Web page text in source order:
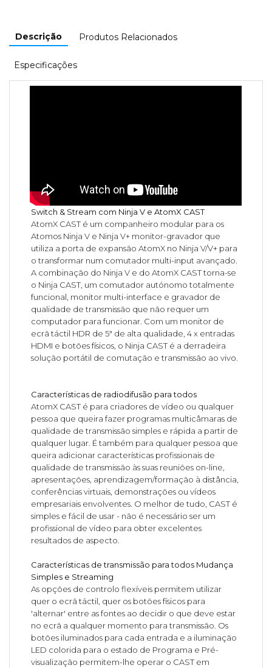
Descrição Produtos Relacionados
Especificações
Switch & Stream com Ninja V e AtomX CAST
AtomX CAST é um companheiro modular para os
Atomos Ninja V e Ninja V+ monitor-gravador que
utiliza a porta de expansão AtomX no Ninja V/V+ para
o transformar num comutador multi-input avançado.
A combinação do Ninja V e do AtomX CAST torna-se
o Ninja CAST, um comutador autónomo totalmente
funcional, monitor multi-interface e gravador de
qualidade de transmissão que não requer um
computador para funcionar. Com um monitor de
ecrã táctil HDR de 5" de alta qualidade, 4 x entradas
HDMI e botões físicos, o Ninja CAST é a derradeira
solução portátil de comutação e transmissão ao vivo.
Características de radiodifusão para todos
AtomX CAST é para criadores de vídeo ou qualquer
pessoa que queira fazer programas multicâmaras de
qualidade de transmissão simples e rápida a partir de
qualquer lugar. É também para qualquer pessoa que
queira adicionar características profissionais de
qualidade de transmissão às suas reuniões on-line,
apresentações, aprendizagem/formação à distância,
conferências virtuais, demonstrações ou vídeos
empresariais envolventes. O melhor de tudo, CAST é
simples e fácil de usar - não é necessário ser um
profissional de vídeo para obter excelentes
resultados de aspecto.
Características de transmissão para todos Mudança
Simples e Streaming
As opções de controlo flexíveis permitem utilizar
quer o ecrã táctil, quer os botões físicos para
'alternar' entre as fontes ao decidir o que deve estar
no ecrã a qualquer momento para transmissão. Os
botões iluminados para cada entrada e a iluminação
LED colorida para o estado de Programa e Pré-
visualização permitem-lhe operar o CAST em